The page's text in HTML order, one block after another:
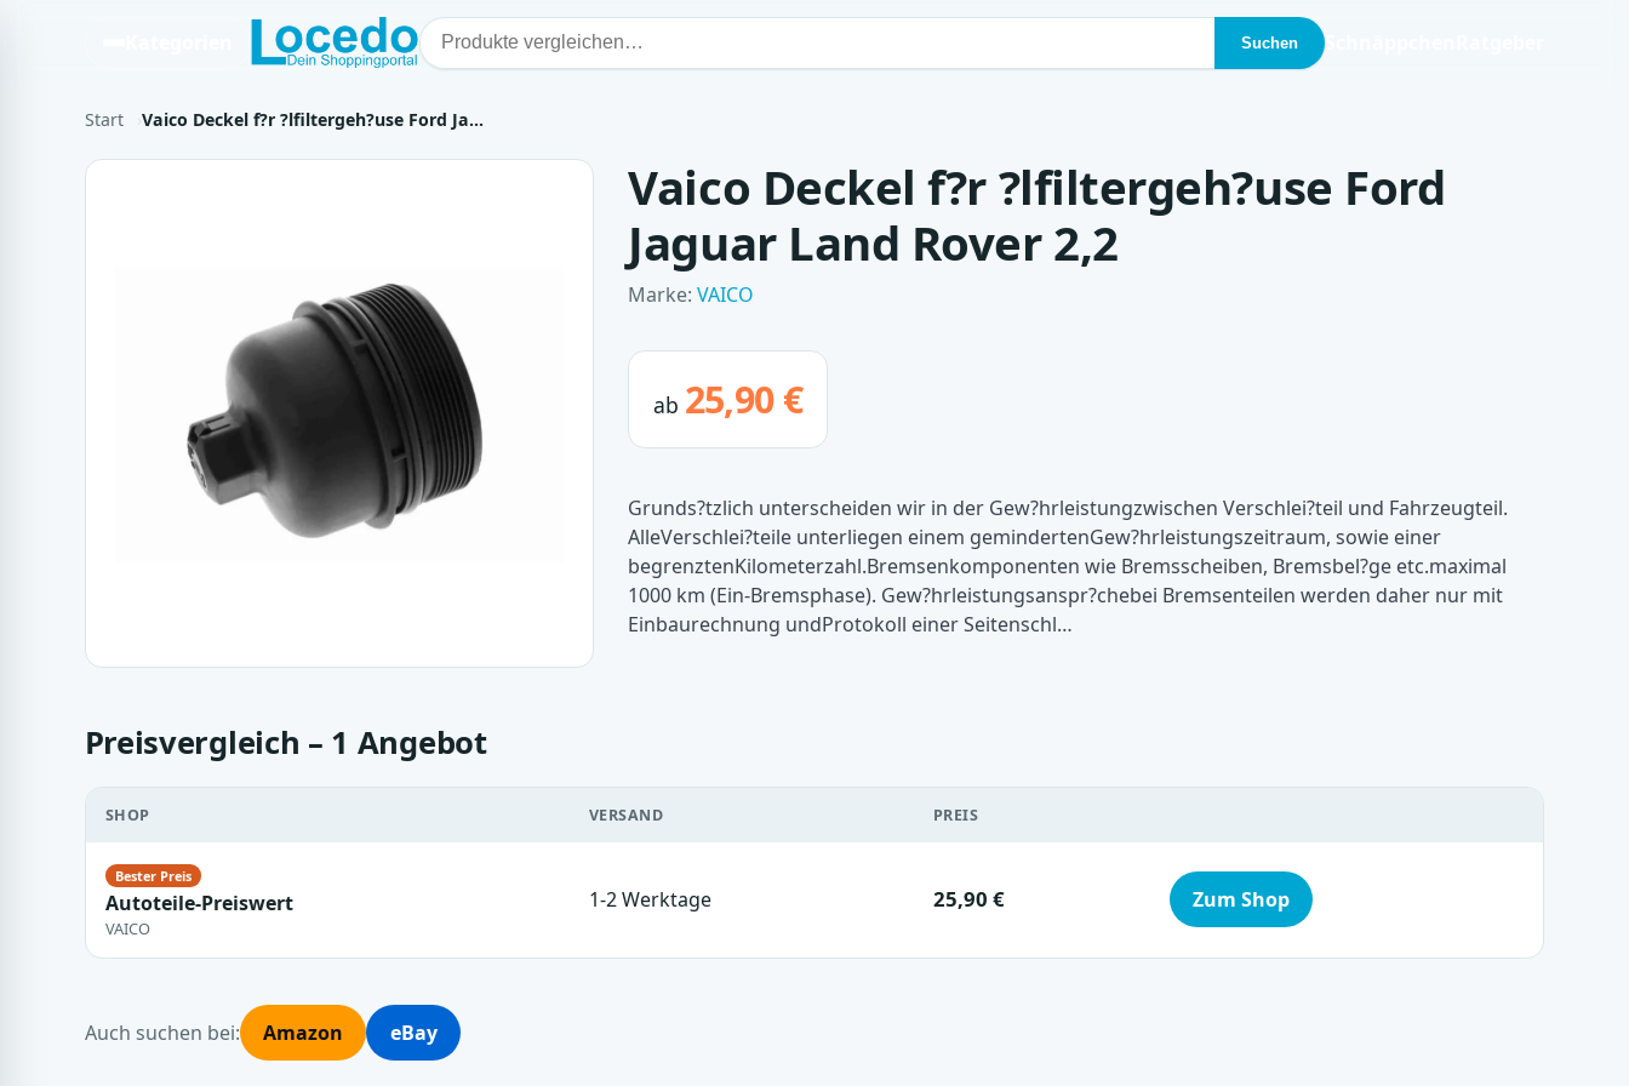
Suchen
Start Vaico Deckel f?r ?lfiltergeh?use Ford Ja…
Vaico Deckel f?r ?lfiltergeh?use Ford
Jaguar Land Rover 2,2
Marke:VAICO
ab 25,90 €
Grunds?tzlich unterscheiden wir in der Gew?hrleistungzwischen Verschlei?teil und Fahrzeugteil.
AlleVerschlei?teile unterliegen einem gemindertenGew?hrleistungszeitraum, sowie einer
begrenztenKilometerzahl.Bremsenkomponenten wie Bremsscheiben, Bremsbel?ge etc.maximal
1000 km (Ein-Bremsphase). Gew?hrleistungsanspr?chebei Bremsenteilen werden daher nur mit
Einbaurechnung undProtokoll einer Seitenschl…
Preisvergleich – 1 Angebot
SHOP VERSAND PREIS
Autoteile-Preiswert
VAICO
1-2 Werktage 25,90 € Zum Shop
Auch suchen bei: Amazon eBay